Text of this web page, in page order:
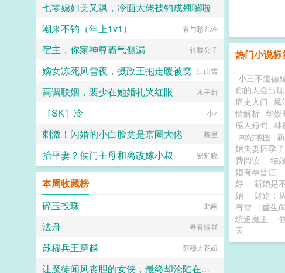
热门小说标
小三不道德
你的人会出
庭史入门 魔
情解析 华娱
感人短句 林
网站地图
婚夫妻怀孕
费阅读
结
婚有孕晋江
好
新婚是
始
财途：
有雪
重生
统追魔王
天
七零媳妇美又飒，冷面大佬被钓成翘嘴啦
晴空万里云
潮来不钓（年上1v1） 春与愁几许
宿主，你家神尊霸气侧漏 竹黎公子
嫡女冻死风雪夜，摄政王抱走暖被窝 江山雪
高调联姻，裴少在她婚礼哭红眼 木子新
［SK］冷 小7
刺激！闪婚的小白脸竟是京圈大佬 黎里
抬平妻？侯门主母和离改嫁小叔 安知晓
本周收藏榜
碎玉投珠
北南
法舟 寻春续昼
苏穆兵王穿越 苏穆大花妞
让魔徒闻风丧胆的女侠，最终却沦陷在了自己女儿的肉棒之下